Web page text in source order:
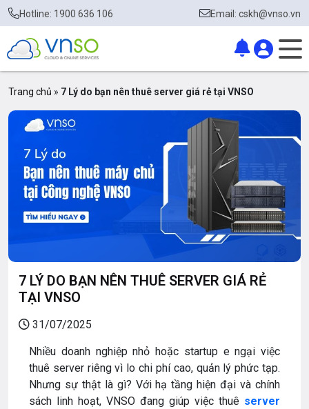
Hotline: 1900 636 106 Email: cskh@vnso.vn
Trang chủ » 7 Lý do bạn nên thuê server giá rẻ tại VNSO
7 LÝ DO BẠN NÊN THUÊ SERVER GIÁ RẺ
TẠI VNSO
31/07/2025
Nhiều doanh nghiệp nhỏ hoặc startup e ngại việc
thuê server riêng vì lo chi phí cao, quản lý phức tạp.
Nhưng sự thật là gì? Với hạ tầng hiện đại và chính
sách linh hoạt, VNSO đang giúp việc thuê server